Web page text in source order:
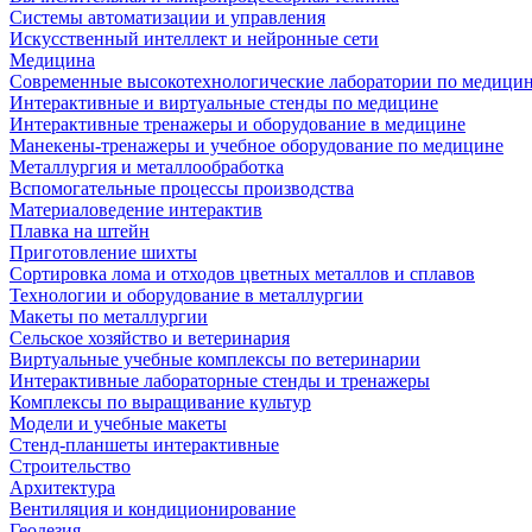
Системы автоматизации и управления
Искусственный интеллект и нейронные сети
Медицина
Современные высокотехнологические лаборатории по
Интерактивные и виртуальные стенды по медицине
Интерактивные тренажеры и оборудование в медицине
Манекены-тренажеры и учебное оборудование по медицине
Металлургия и металлообработка
Вспомогательные процессы производства
Материаловедение интерактив
Плавка на штейн
Приготовление шихты
Сортировка лома и отходов цветных металлов и сплавов
Технологии и оборудование в металлургии
Макеты по металлургии
Сельское хозяйство и ветеринария
Виртуальные учебные комплексы по ветеринарии
Интерактивные лабораторные стенды и тренажеры
Комплексы по выращивание культур
Модели и учебные макеты
Стенд-планшеты интерактивные
Строительство
Архитектура
Вентиляция и кондиционирование